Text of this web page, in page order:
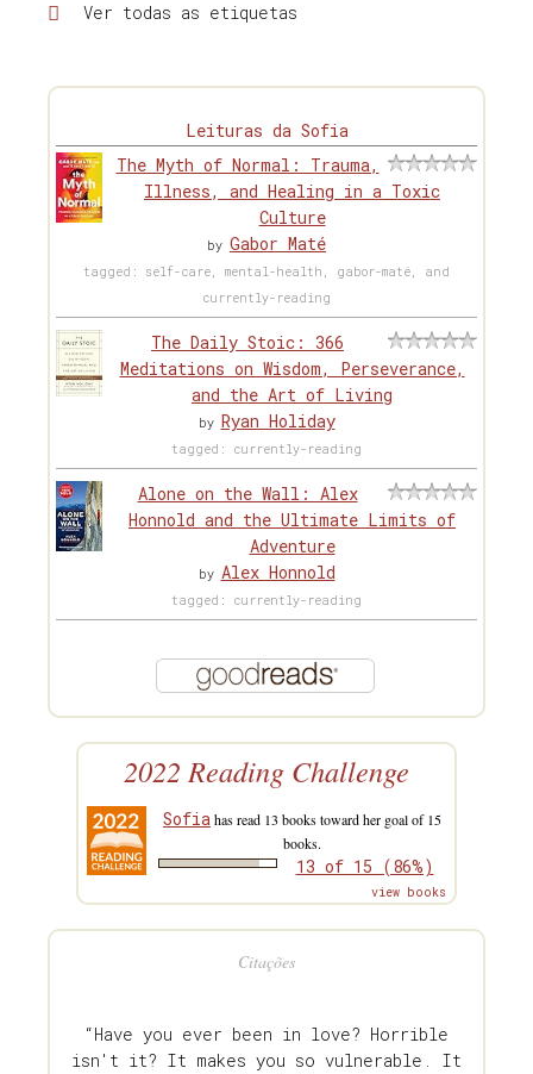
Ver todas as etiquetas
Leituras da Sofia
The Myth of Normal: Trauma,
Illness, and Healing in a Toxic
Culture
by Gabor Maté
tagged: self-care, mental-health, gabor-maté, and
currently-reading
The Daily Stoic: 366
Meditations on Wisdom, Perseverance,
and the Art of Living
by Ryan Holiday
tagged: currently-reading
Alone on the Wall: Alex
Honnold and the Ultimate Limits of
Adventure
by Alex Honnold
tagged: currently-reading
2022 Reading Challenge
Sofiahas read 13 books toward her goal of 15
books.
13 of 15 (86%)
view books
Citações
“Have you ever been in love? Horrible
isn't it? It makes you so vulnerable. It